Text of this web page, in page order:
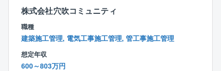
【同ポジションで働く魅力】
■ご経験を活かして働き方改善可能！
年間休日129日、所定労働時間7.5時間、残業20～30時
間、フレックス制度導入等、プライベートと両立しな
がら業務に取り組むことができる環境が整っているの
で長期的就業が可能です！
株式会社穴吹コミュニティ
職種
建築施工管理, 電気工事施工管理, 管工事施工管理
想定年収
600～803万円